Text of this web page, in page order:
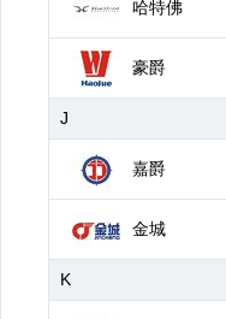
哈特佛
豪爵
J
嘉爵
金城
K